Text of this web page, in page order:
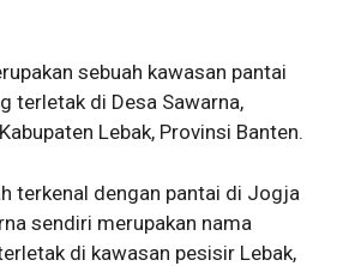
sebuah kawasan pantai
terletak di Desa Sawarna,
Lebak, Provinsi Banten.
terkenal dengan pantai di Jogja
sendiri merupakan nama
di kawasan pesisir Lebak,